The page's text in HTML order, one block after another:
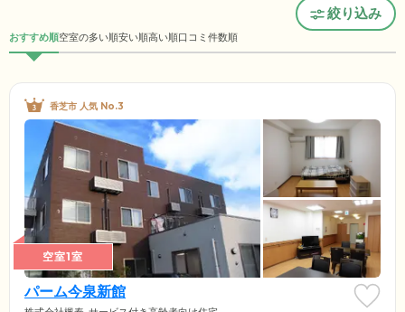
絞り込み
おすすめ順空室の多い順安い順高い順口コミ件数順
香芝市 人気 No.3
空室1室
パーム今泉新館